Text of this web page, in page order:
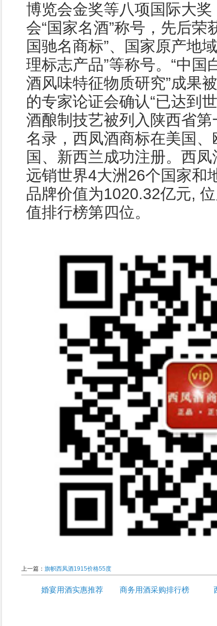
博览会金奖等八项国际大
会“国家名酒”称号，先后荣
国驰名商标”、国家原产地
理标志产品”等称号。“中
酒风味特征物质研究”成果
的专家论证会确认“已达到
酒酿制技艺被列入陕西省
名录，西凤酒商标在美国
国、新西兰成功注册。西
远销世界4大洲26个国家和
品牌价值为1020.32亿元,
值排行榜第四位。
上一篇： 旗帜西凤酒1915价格55度
婚宴用酒实惠推荐 商务用酒采购排行榜